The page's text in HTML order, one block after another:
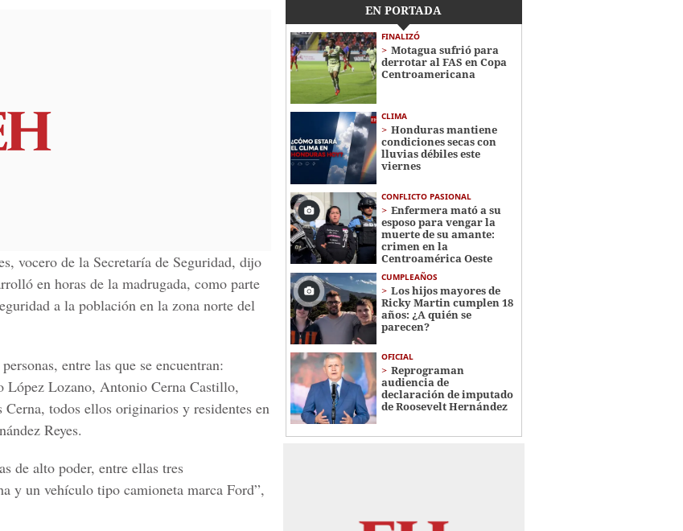
vocero de la Secretaría de Seguridad, dijo
en horas de la madrugada, como parte
a la población en la zona norte del
entre las que se encuentran:
López Lozano, Antonio Cerna Castillo,
todos ellos originarios y residentes en
Reyes.
de alto poder, entre ellas tres
y un vehículo tipo camioneta marca Ford”,
EN PORTADA
FINALIZÓ
Motagua sufrió para
derrotar al FAS en Copa
Centroamericana
CLIMA
Honduras mantiene
condiciones secas con
lluvias débiles este
viernes
CONFLICTO PASIONAL
Enfermera mató a su
esposo para vengar la
muerte de su amante:
crimen en la
Centroamérica Oeste
CUMPLEAÑOS
Los hijos mayores de
Ricky Martin cumplen 18
años: ¿A quién se
parecen?
OFICIAL
Reprograman
audiencia de
declaración de imputado
de Roosevelt Hernández